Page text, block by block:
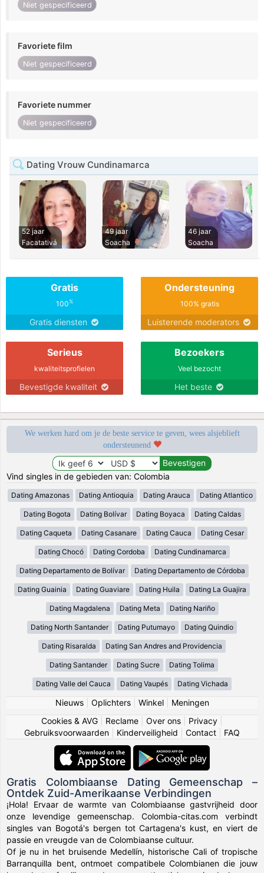
Niet gespecificeerd
Favoriete film
Niet gespecificeerd
Favoriete nummer
Niet gespecificeerd
Dating Vrouw Cundinamarca
52 jaar
Facatativá
49 jaar
Soacha
46 jaar
Soacha
Gratis
100%
Gratis diensten
Ondersteuning
100% gratis
Luisterende moderators
Serieus
kwaliteitsprofielen
Bevestigde kwaliteit
Bezoekers
Veel bezocht
Het beste
We werken hard om je de beste service te geven, wees alsjeblieft
ondersteunend
Vind singles in de gebieden van: Colombia
Dating Amazonas Dating Antioquia Dating Arauca Dating Atlantico
Dating Bogota Dating Bolívar Dating Boyaca Dating Caldas
Dating Caqueta Dating Casanare Dating Cauca Dating Cesar
Dating Chocó Dating Cordoba Dating Cundinamarca
Dating Departamento de Bolívar Dating Departamento de Córdoba
Dating Guainia Dating Guaviare Dating Huila Dating La Guajira
Dating Magdalena Dating Meta Dating Nariño
Dating North Santander Dating Putumayo Dating Quindio
Dating Risaralda Dating San Andres and Providencia
Dating Santander Dating Sucre Dating Tolima
Dating Valle del Cauca Dating Vaupés Dating Vichada
Nieuws| Oplichters| Winkel| Meningen
Cookies & AVG
Reclame Over ons Privacy
Gebruiksvoorwaarden
Kinderveiligheid Contact FAQ
Gratis Colombiaanse Dating Gemeenschap –
Ontdek Zuid-Amerikaanse Verbindingen
¡Hola! Ervaar de warmte van Colombiaanse gastvrijheid door
onze levendige gemeenschap. Colombia-citas.com verbindt
singles van Bogotá's bergen tot Cartagena's kust, en viert de
passie en vreugde van de Colombiaanse cultuur.
Of je nu in het bruisende Medellín, historische Cali of tropische
Barranquilla bent, ontmoet compatibele Colombianen die jouw